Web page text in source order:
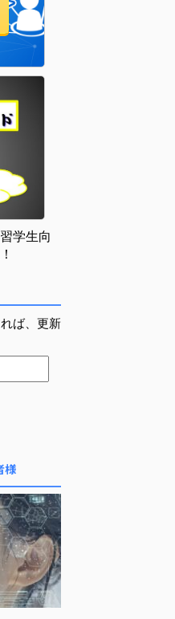
学生向
ば、更新
様